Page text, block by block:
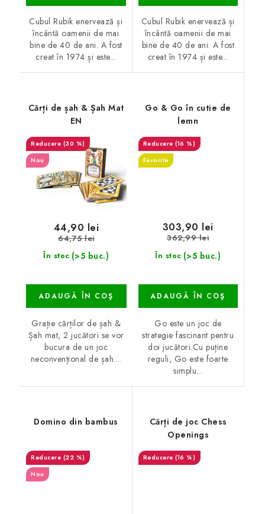
Cubul Rubik enervează și
încântă oamenii de mai
bine de 40 de ani. A fost
creat în 1974 și este...
Cubul Rubik enervează și
încântă oamenii de mai
bine de 40 de ani. A fost
creat în 1974 și este...
Cărți de șah & Șah Mat
EN
(30 %)
Nou
În stoc (>5 buc.)
44,90 lei
64,75 lei
ADAUGĂ ÎN COŞ
Grație cărților de șah &
Șah mat, 2 jucători se vor
bucura de un joc
neconvențional de șah....
Go & Go în cutie de
lemn
(16 %)
Favorite
În stoc (>5 buc.)
303,90 lei
362,99 lei
ADAUGĂ ÎN COŞ
Go este un joc de
strategie fascinant pentru
doi jucători.Cu puține
reguli, Go este foarte
simplu...
Domino din bambus
(22 %)
Nou
Cărți de joc Chess
Openings
(16 %)